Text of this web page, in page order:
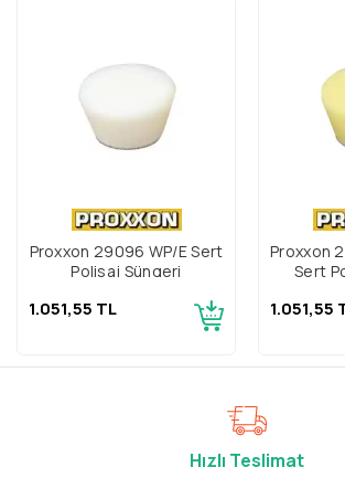
Proxxon 29096 WP/E Sert
Polisaj Süngeri
1.051,55 TL
Proxxon
Sert
1.051,55
Hızlı Teslimat